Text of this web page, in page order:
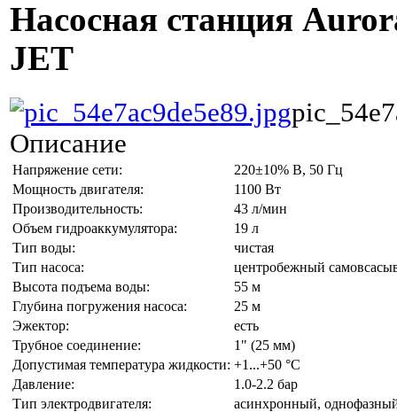
Насосная станция
JET
Описание
Напряжение сети:
220±10% В, 50 Гц
Мощность двигателя:
1100 Вт
Производительность:
43 л/мин
Объем гидроаккумулятора:
19 л
Тип воды:
чистая
Тип насоса:
центробежный
Высота подъема воды:
55 м
Глубина погружения насоса:
25 м
Эжектор:
есть
Трубное соединение:
1" (25 мм)
Допустимая температура жидкости: +1...+50 °С
Давление:
1.0-2.2 бар
Тип электродвигателя:
асинхронный,